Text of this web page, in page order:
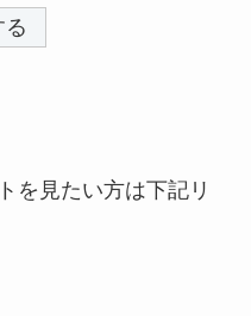
を見たい方は下記リ